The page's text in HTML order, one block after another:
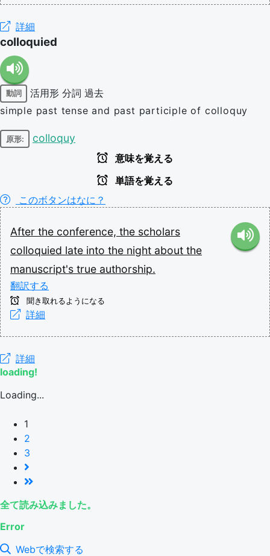
詳細
colloquied
動詞 活用形 分詞 過去
simple past tense and past participle of colloquy
原形: colloquy
意味を覚える
単語を覚える
このボタンはなに？
After the conference, the scholars
colloquied late into the night about the
manuscript's true authorship.
翻訳する
聞き取れるようになる
詳細
詳細
loading!
Loading...
1
2
3
全て読み込みました。
Error
Webで検索する